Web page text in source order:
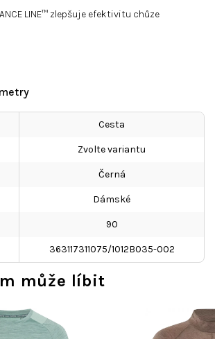
LINE™ zlepšuje efektivitu chůze
Cesta
Zvolte variantu
Černá
Dámské
90
363117311075/1012B035-002
může líbit